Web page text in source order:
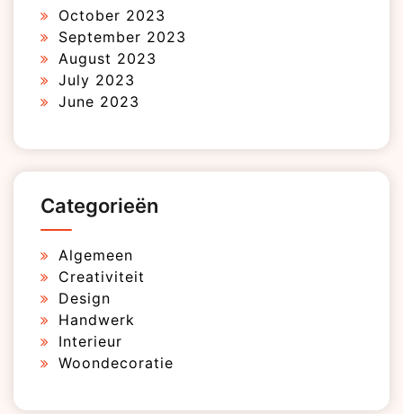
October 2023
September 2023
August 2023
July 2023
June 2023
Categorieën
Algemeen
Creativiteit
Design
Handwerk
Interieur
Woondecoratie